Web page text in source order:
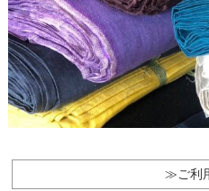
≫ご利